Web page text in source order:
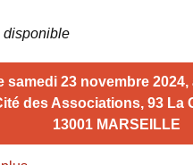
disponible
samedi 23 novembre 2024,
des Associations, 93 La
13001 MARSEILLE